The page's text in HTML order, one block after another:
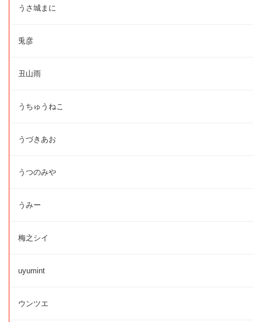
うさ城まに
兎彦
丑山雨
うちゅうねこ
うづきあお
うつのみや
うみー
梅之シイ
uyumint
ウンツエ